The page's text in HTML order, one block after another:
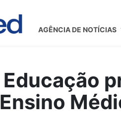
AGÊNCIA DE NOTÍCIAS
Educação
Ensino